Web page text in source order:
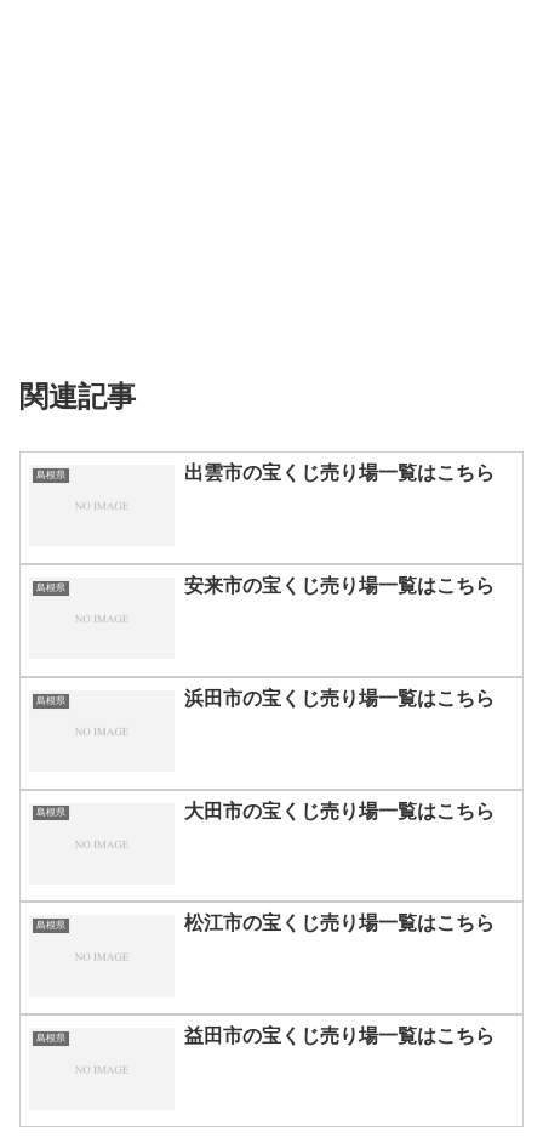
関連記事
島根県 出雲市の宝くじ売り場一覧はこちら
島根県 安来市の宝くじ売り場一覧はこちら
島根県 浜田市の宝くじ売り場一覧はこちら
島根県 大田市の宝くじ売り場一覧はこちら
島根県 松江市の宝くじ売り場一覧はこちら
島根県 益田市の宝くじ売り場一覧はこちら